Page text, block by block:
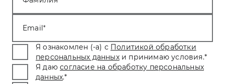
Email
Я ознакомлен (-а) с Политикой обработки
персональных данных и принимаю условия.*
Я даю согласие на обработку персональных
данных.*